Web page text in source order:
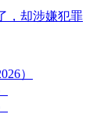
，却涉嫌犯罪
）